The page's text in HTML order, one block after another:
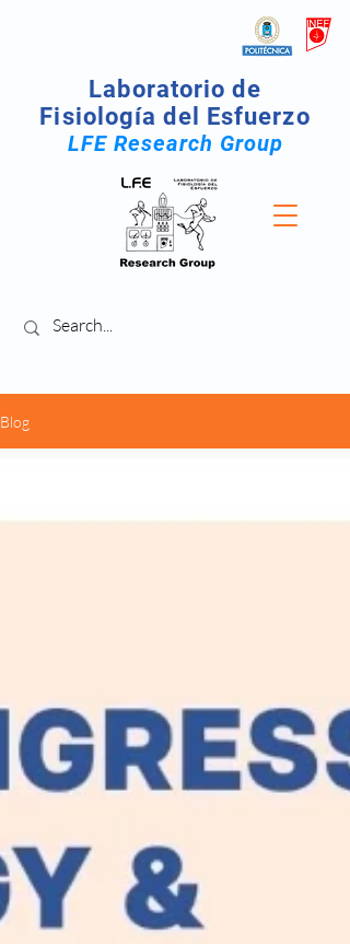
Laboratorio de
Fisiología del Esfuerzo
LFE Research Group
Blog